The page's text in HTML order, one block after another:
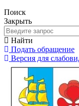
Поиск
Закрыть
Найти
Подать обращение
Версия для